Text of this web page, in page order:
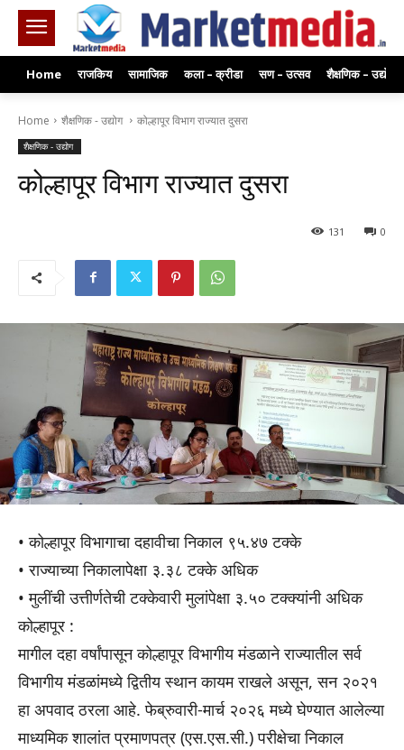
Home राजकिय सामाजिक कला – क्रीडा सण – उत्सव शैक्षणिक – उद्योग
Home शैक्षणिक - उद्योग कोल्हापूर विभाग राज्यात दुसरा
शैक्षणिक - उद्योग
कोल्हापूर विभाग राज्यात दुसरा
0
131
• कोल्हापूर विभागाचा दहावीचा निकाल ९५.४७ टक्के
• राज्याच्या निकालापेक्षा ३.३८ टक्के अधिक
• मुलींची उत्तीर्णतेची टक्केवारी मुलांपेक्षा ३.५० टक्क्यांनी अधिक
कोल्हापूर :
मागील दहा वर्षांपासून कोल्हापूर विभागीय मंडळाने राज्यातील सर्व
विभागीय मंडळांमध्ये द्वितीय स्थान कायम राखले असून, सन २०२१
हा अपवाद ठरला आहे. फेब्रुवारी-मार्च २०२६ मध्ये घेण्यात आलेल्या
माध्यमिक शालांत प्रमाणपत्र (एस.एस.सी.) परीक्षेचा निकाल